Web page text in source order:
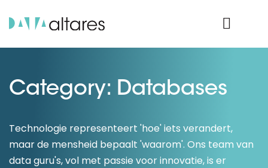
Category: Databases
Technologie representeert 'hoe' iets verandert,
maar de mensheid bepaalt 'waarom'. Ons team van
data guru's, vol met passie voor innovatie, is er